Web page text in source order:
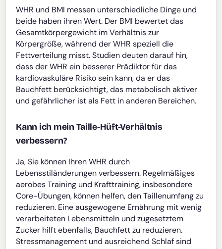
WHR und BMI messen unterschiedliche Dinge und
beide haben ihren Wert. Der BMI bewertet das
Gesamtkörpergewicht im Verhältnis zur
Körpergröße, während der WHR speziell die
Fettverteilung misst. Studien deuten darauf hin,
dass der WHR ein besserer Prädiktor für das
kardiovaskuläre Risiko sein kann, da er das
Bauchfett berücksichtigt, das metabolisch aktiver
und gefährlicher ist als Fett in anderen Bereichen.
Kann ich mein Taille-Hüft-Verhältnis
verbessern?
Ja, Sie können Ihren WHR durch
Lebensstiländerungen verbessern. Regelmäßiges
aerobes Training und Krafttraining, insbesondere
Core-Übungen, können helfen, den Taillenumfang zu
reduzieren. Eine ausgewogene Ernährung mit wenig
verarbeiteten Lebensmitteln und zugesetztem
Zucker hilft ebenfalls, Bauchfett zu reduzieren.
Stressmanagement und ausreichend Schlaf sind